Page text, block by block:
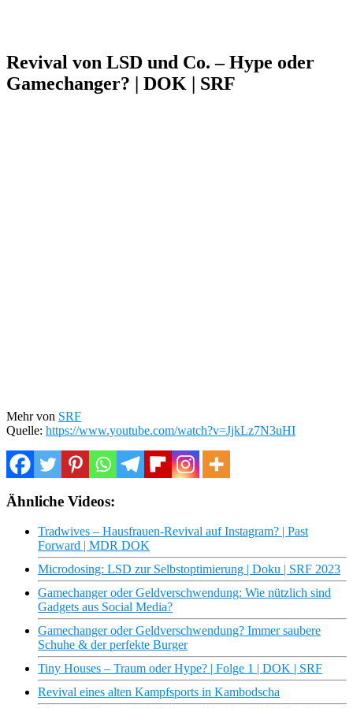
Revival von LSD und Co. – Hype oder
Gamechanger? | DOK | SRF
Mehr von SRF
Quelle: https://www.youtube.com/watch?v=JjkLz7N3uHI
Ähnliche Videos:
Tradwives – Hausfrauen-Revival auf Instagram? | Past
Forward | MDR DOK
Microdosing: LSD zur Selbstoptimierung | Doku | SRF 2023
Gamechanger oder Geldverschwendung: Wie nützlich sind
Gadgets aus Social Media?
Gamechanger oder Geldverschwendung? Immer saubere
Schuhe & der perfekte Burger
Tiny Houses – Traum oder Hype? | Folge 1 | DOK | SRF
Revival eines alten Kampfsports in Kambodscha